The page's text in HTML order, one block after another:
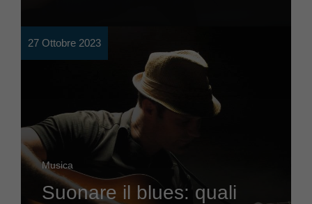
27 Ottobre 2023
Musica
Suonare il blues: quali